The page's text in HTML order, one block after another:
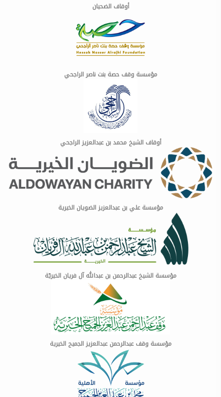
أوقاف الضحيان
مؤسسة وقف حصة بنت ناصر الراجحي
أوقاف الشيخ محمد بن عبدالعزيز الراجحي
مؤسسة علي بن عبدالعزيز الضويان الخيرية
مؤسسة الشيخ عبدالرحمن بن عبدالله آل فريان الخيريّة
مؤسسة وقف عبدالرحمن عبدالعزيز الجميح الخيرية